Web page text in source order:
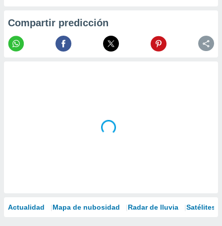
Compartir predicción
Actualidad Mapa de nubosidad Radar de lluvia Satélites